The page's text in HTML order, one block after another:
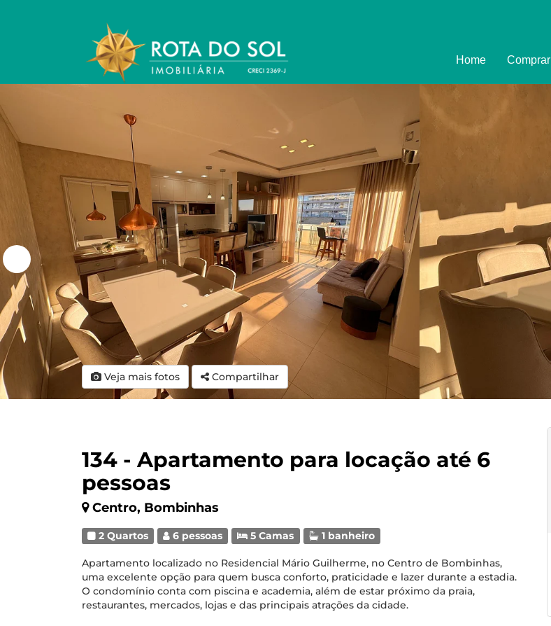
Home Comprar
Veja mais fotos Compartilhar
134 - Apartamento para locação até 6
pessoas
Centro, Bombinhas
2 Quartos 6 pessoas 5 Camas 1 banheiro
Apartamento localizado no Residencial Mário Guilherme, no Centro de Bombinhas,
uma excelente opção para quem busca conforto, praticidade e lazer durante a estadia.
O condomínio conta com piscina e academia, além de estar próximo da praia,
restaurantes, mercados, lojas e das principais atrações da cidade.